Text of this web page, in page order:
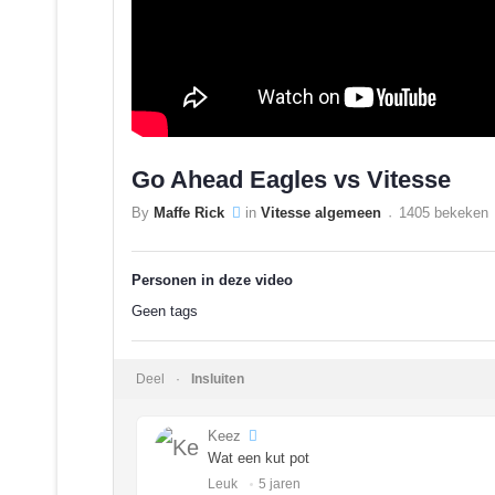
Go Ahead Eagles vs Vitesse
By Maffe Rick in Vitesse algemeen 1405 bekeken
Personen in deze video
Geen tags
Deel Insluiten
Keez
Wat een kut pot
Leuk ️ 5 jaren